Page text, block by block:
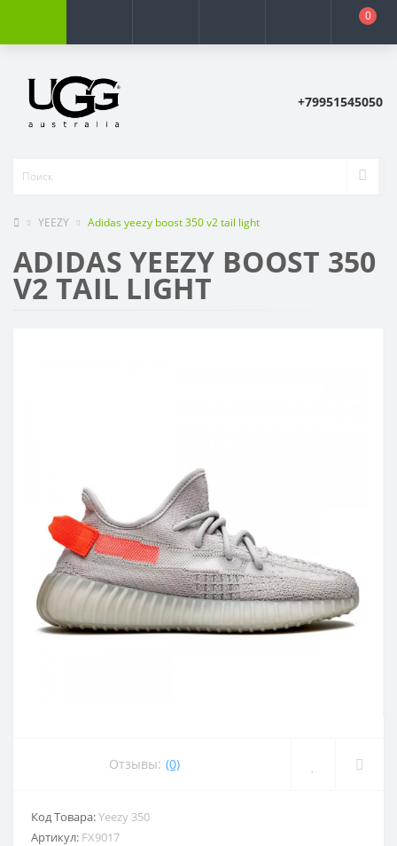
0
+79951545050
YEEZY Adidas yееzy boost 350 v2 tail light
ADIDAS YЕЕZY BOOST 350
V2 TAIL LIGHT
Отзывы: (0)
Код Товара:Yeezy 350
Артикул: FX9017